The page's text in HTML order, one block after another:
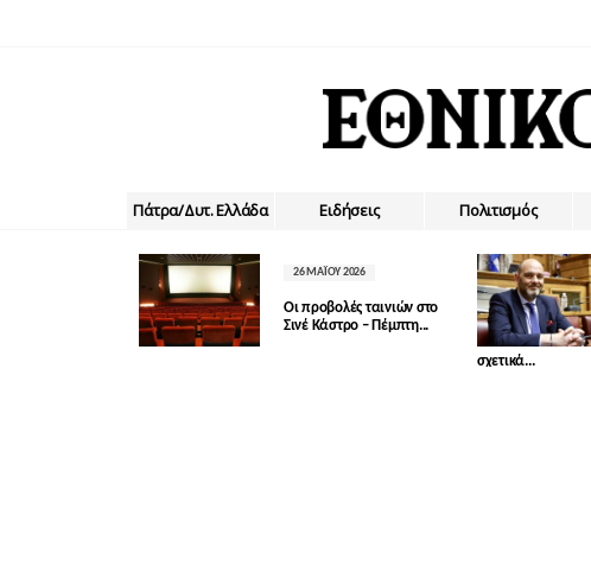
Πάτρα/Δυτ. Ελλάδα Ειδήσεις Πολιτισμός
26 ΜΑΪ́ΟΥ 2026
Οι προβολές ταινιών στο
Σινέ Κάστρο – Πέμπτη...
σχετικά...